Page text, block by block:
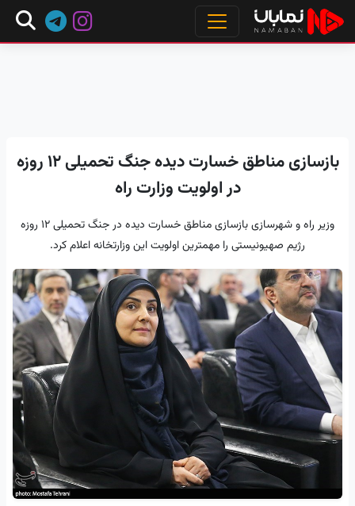
بازسازی مناطق خسارت دیده جنگ تحمیلی ۱۲ روزه
در اولویت وزارت راه
وزیر راه و شهرسازی بازسازی مناطق خسارت دیده در جنگ تحمیلی ۱۲ روزه
رژیم صهیونیستی را مهمترین اولویت این وزارتخانه اعلام کرد.